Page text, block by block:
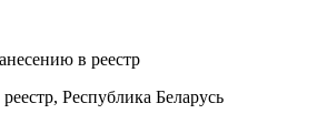
в реестр
Республика Беларусь